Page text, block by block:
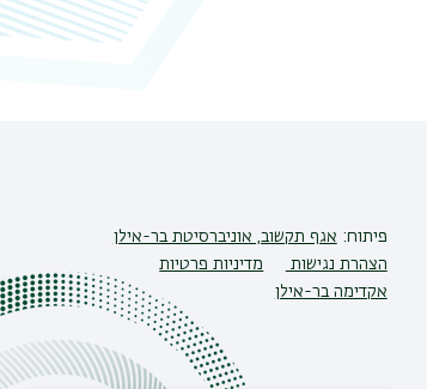
פיתוח: אגף תקשוב, אוניברסיטת בר-אילן
הצהרת נגישות
מדיניות פרטיות
אקדימה בר-אילן